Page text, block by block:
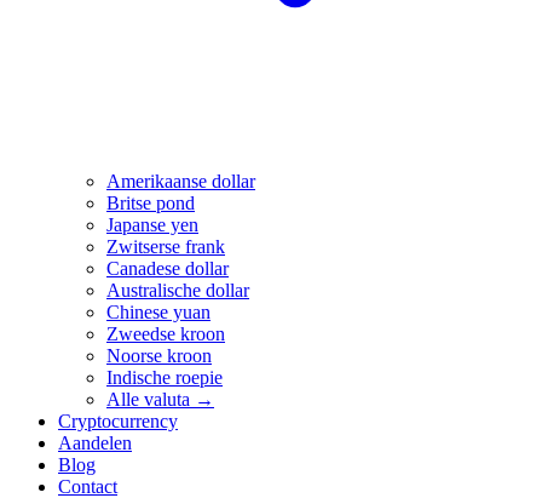
Amerikaanse dollar
Britse pond
Japanse yen
Zwitserse frank
Canadese dollar
Australische dollar
Chinese yuan
Zweedse kroon
Noorse kroon
Indische roepie
Alle valuta →
Cryptocurrency
Aandelen
Blog
Contact